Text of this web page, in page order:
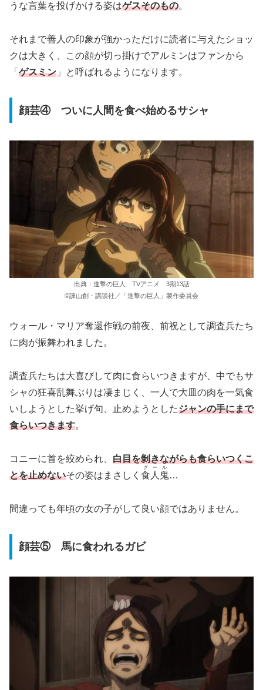
うな言葉を投げかける姿はゲスそのもの。
それまで善人の印象が強かっただけに読者に与えたショッ
クは大きく、この顔が切っ掛けでアルミンはファンから
「 ゲスミン 」と呼ばれるようになります。
顔芸④ ついに人間を食べ始めるサシャ
出典：進撃の巨人 TVアニメ 3期13話
©諫山創・講談社／「進撃の巨人」製作委員会
ウォール・マリア奪還作戦の前夜、前祝として調査兵たち
に肉が振舞われました。
調査兵たちは大喜びして肉に食らいつきますが、中でもサ
シャの狂喜乱舞ぶりは凄まじく、一人で大皿の肉を一気食
いしようとした挙げ句、止めようとしたジャンの手にまで
食らいつきます。
コニーに首を絞められ、 白目を剝きながらも食らいつくこ
とを止めないその姿はまさしく 食人鬼
グール
…
間違っても年頃の女の子がして良い顔ではありません。
顔芸⑤ 馬に食われるガビ